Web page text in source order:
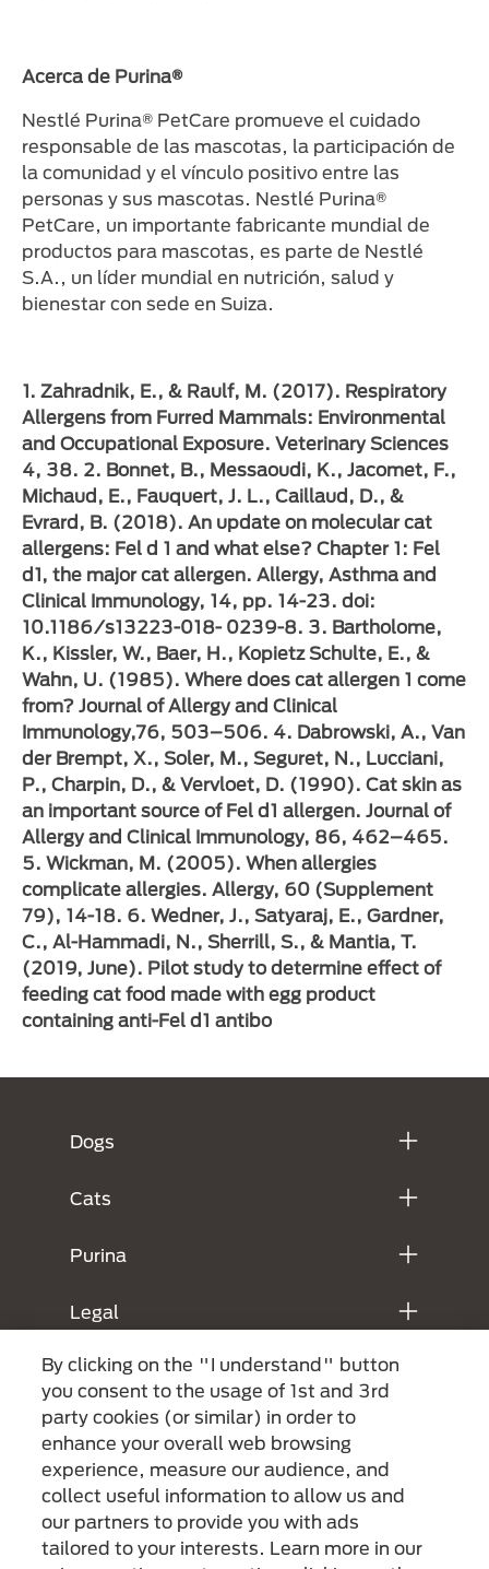
Acerca de Purina®
Nestlé Purina® PetCare promueve el cuidado
responsable de las mascotas, la participación de
la comunidad y el vínculo positivo entre las
personas y sus mascotas. Nestlé Purina®
PetCare, un importante fabricante mundial de
productos para mascotas, es parte de Nestlé
S.A., un líder mundial en nutrición, salud y
bienestar con sede en Suiza.
1. Zahradnik, E., & Raulf, M. (2017). Respiratory
Allergens from Furred Mammals: Environmental
and Occupational Exposure. Veterinary Sciences
4, 38. 2. Bonnet, B., Messaoudi, K., Jacomet, F.,
Michaud, E., Fauquert, J. L., Caillaud, D., &
Evrard, B. (2018). An update on molecular cat
allergens: Fel d 1 and what else? Chapter 1: Fel
d1, the major cat allergen. Allergy, Asthma and
Clinical Immunology, 14, pp. 14-23. doi:
10.1186/s13223-018- 0239-8. 3. Bartholome,
K., Kissler, W., Baer, H., Kopietz Schulte, E., &
Wahn, U. (1985). Where does cat allergen 1 come
from? Journal of Allergy and Clinical
Immunology,76, 503–506. 4. Dabrowski, A., Van
der Brempt, X., Soler, M., Seguret, N., Lucciani,
P., Charpin, D., & Vervloet, D. (1990). Cat skin as
an important source of Fel d1 allergen. Journal of
Allergy and Clinical Immunology, 86, 462–465.
5. Wickman, M. (2005). When allergies
complicate allergies. Allergy, 60 (Supplement
79), 14-18. 6. Wedner, J., Satyaraj, E., Gardner,
C., Al-Hammadi, N., Sherrill, S., & Mantia, T.
(2019, June). Pilot study to determine effect of
feeding cat food made with egg product
containing anti-Fel d1 antibo
Dogs
Cats
Purina
Legal
Menu Footer Secundario Purina
By clicking on the "I understand" button
you consent to the usage of 1st and 3rd
party cookies (or similar) in order to
enhance your overall web browsing
experience, measure our audience, and
collect useful information to allow us and
our partners to provide you with ads
tailored to your interests. Learn more in our